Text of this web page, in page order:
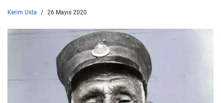
Kerim Usta 26 Mayıs 2020